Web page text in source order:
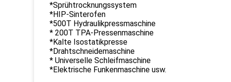
*Sprühtrocknungssystem
*HIP-Sinterofen
*500T Hydraulikpressmaschine
* 200T TPA-Pressenmaschine
*Kalte Isostatikpresse
*Drahtschneidemaschine
* Universelle Schleifmaschine
*Elektrische Funkenmaschine usw.